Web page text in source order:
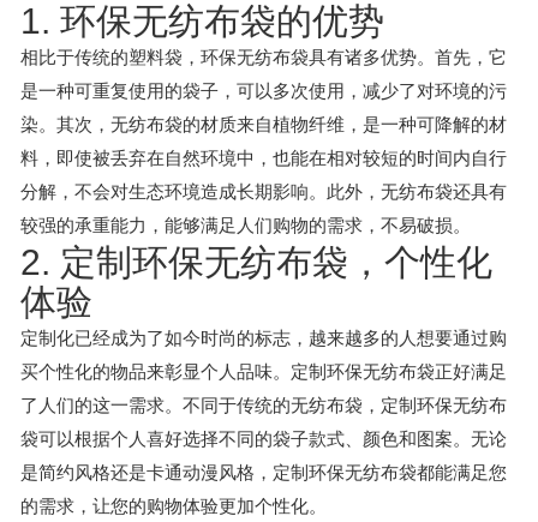
1. 环保无纺布袋的优势
相比于传统的塑料袋，环保无纺布袋具有诸多优势。首先，它
是一种可重复使用的袋子，可以多次使用，减少了对环境的污
染。其次，无纺布袋的材质来自植物纤维，是一种可降解的材
料，即使被丢弃在自然环境中，也能在相对较短的时间内自行
分解，不会对生态环境造成长期影响。此外，无纺布袋还具有
较强的承重能力，能够满足人们购物的需求，不易破损。
2. 定制环保无纺布袋，个性化
体验
定制化已经成为了如今时尚的标志，越来越多的人想要通过购
买个性化的物品来彰显个人品味。定制环保无纺布袋正好满足
了人们的这一需求。不同于传统的无纺布袋，定制环保无纺布
袋可以根据个人喜好选择不同的袋子款式、颜色和图案。无论
是简约风格还是卡通动漫风格，定制环保无纺布袋都能满足您
的需求，让您的购物体验更加个性化。